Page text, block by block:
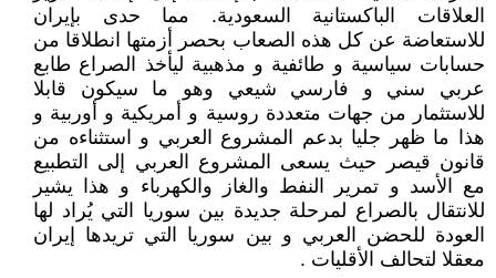
العلاقات الباكستانية السعودية. مما حدى بإيران
للاستعاضة عن كل هذه الصعاب بحصر أزمتها انطلاقا من
حسابات سياسية و طائفية و مذهبية ليأخذ الصراع طابع
عربي سني و فارسي شيعي وهو ما سيكون قابلا
للاستثمار من جهات متعددة روسية و أمريكية و أوربية و
هذا ما ظهر جليا بدعم المشروع العربي و استثناءه من
قانون قيصر حيث يسعى المشروع العربي إلى التطبيع
مع الأسد و تمرير النفط والغاز والكهرباء و هذا يشير
للانتقال بالصراع لمرحلة جديدة بين سوريا التي يُراد لها
العودة للحضن العربي و بين سوريا التي تريدها إيران
معقلا لتحالف الأقليات .